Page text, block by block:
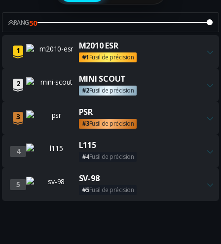
RANG50
1 M2010 ESR
#1Fusil de précision
2 MINI SCOUT
#2Fusil de précision
3 PSR
#3Fusil de précision
4
L115
#4Fusil de précision
5
SV-98
#5Fusil de précision